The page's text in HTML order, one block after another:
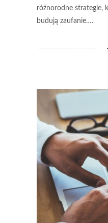
różnorodne strategie,
budują zaufanie….